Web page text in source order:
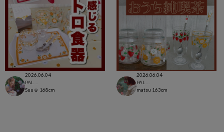
2026.06.04
Suu☺︎ 168cm
2026.06.04
matsu 163cm